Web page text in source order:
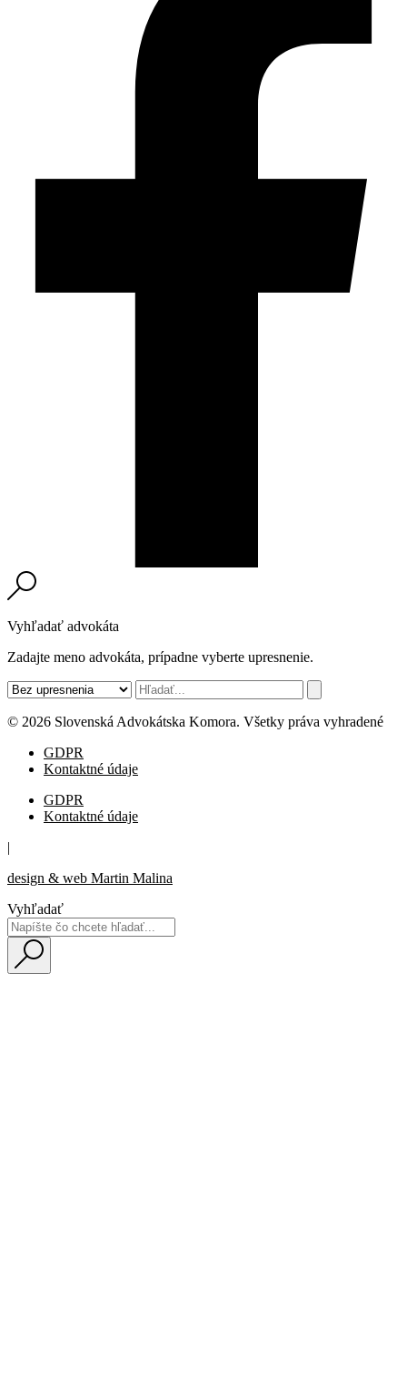
Vyhľadať advokáta
Zadajte meno advokáta, prípadne vyberte upresnenie.
© 2026 Slovenská Advokátska Komora. Všetky práva vyhradené
GDPR
Kontaktné údaje
GDPR
Kontaktné údaje
|
design & web Martin Malina
Vyhľadať